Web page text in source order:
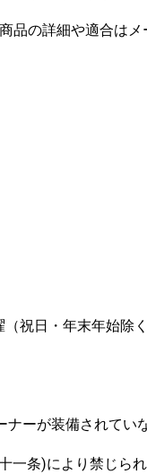
品の詳細や適合は
・年末年始除く
ーが装備されてい
条)により禁じられ